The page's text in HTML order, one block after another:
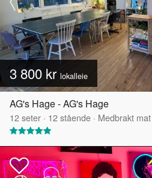
3 800 kr lokalleie
AG's Hage - AG's Hage
12seter · 12stående · Medbrakt